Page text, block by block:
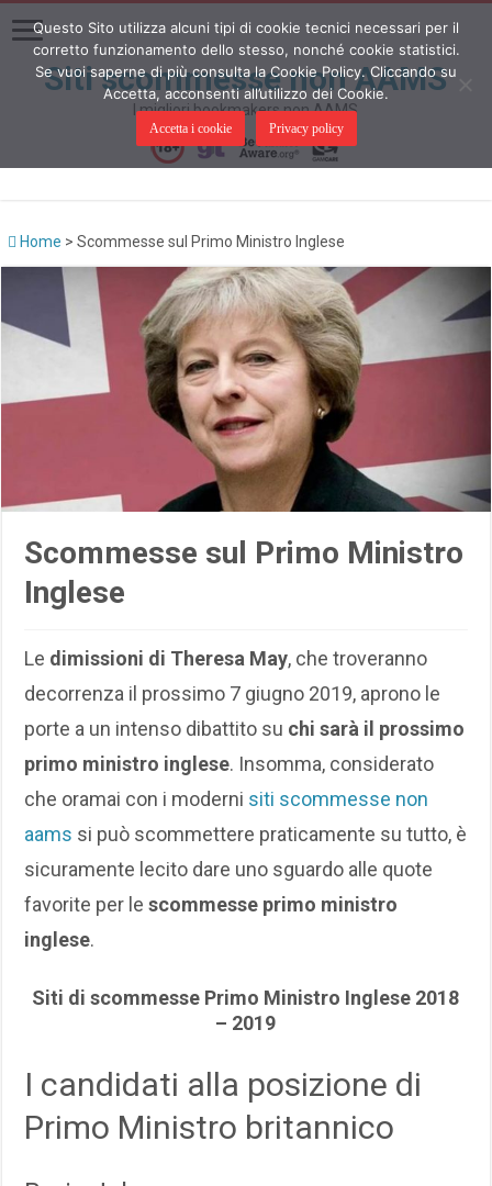
Siti scommesse non AAMS
I migliori bookmakers non AAMS
Home > Scommesse sul Primo Ministro Inglese
Scommesse sul Primo Ministro
Inglese
Le dimissioni di Theresa May, che troveranno
decorrenza il prossimo 7 giugno 2019, aprono le
porte a un intenso dibattito su chi sarà il prossimo
primo ministro inglese. Insomma, considerato
che oramai con i moderni siti scommesse non
aams si può scommettere praticamente su tutto, è
sicuramente lecito dare uno sguardo alle quote
favorite per lescommesse primo ministro
inglese.
Siti di scommesse Primo Ministro Inglese 2018
– 2019
I candidati alla posizione di
Primo Ministro britannico
Questo Sito utilizza alcuni tipi di cookie tecnici necessari per il
corretto funzionamento dello stesso, nonché cookie statistici.
Se vuoi saperne di più consulta la Cookie Policy. Cliccando su
Accetta, acconsenti all’utilizzo dei Cookie.
Accetta i cookie Privacy policy